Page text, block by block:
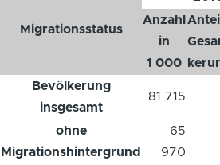
Migrationsstatus
Anzahl
in
1 000
Bevölkerung
insgesamt
81 715
ohne
Migrationshintergrund
65
970